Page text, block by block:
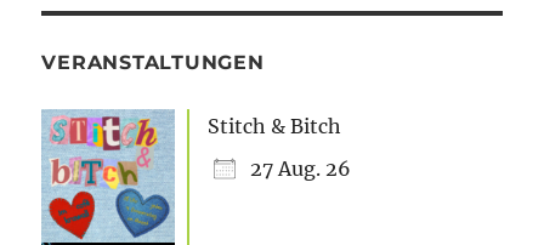
VERANSTALTUNGEN
Stitch & Bitch
27 Aug. 26